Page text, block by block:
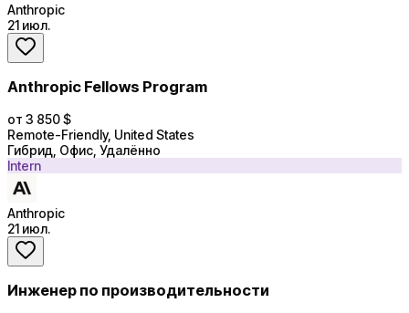
Anthropic
21 июл.
Anthropic Fellows Program
от 3 850 $
Remote-Friendly, United States
Гибрид, Офис, Удалённо
Intern
Anthropic
21 июл.
Инженер по производительности